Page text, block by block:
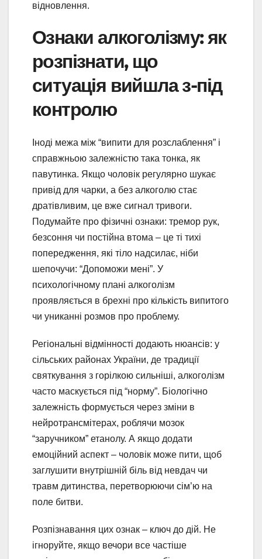
відновлення.
Ознаки алкоголізму: як
розпізнати, що
ситуація вийшла з-під
контролю
Іноді межа між “випити для розслаблення” і
справжньою залежністю така тонка, як
павутинка. Якщо чоловік регулярно шукає
привід для чарки, а без алкоголю стає
дратівливим, це вже сигнал тривоги.
Подумайте про фізичні ознаки: тремор рук,
безсоння чи постійна втома – це ті тихі
попередження, які тіло надсилає, ніби
шепочучи: “Допоможи мені”. У
психологічному плані алкоголізм
проявляється в брехні про кількість випитого
чи униканні розмов про проблему.
Регіональні відмінності додають нюансів: у
сільських районах України, де традиції
святкування з горілкою сильніші, алкоголізм
часто маскується під “норму”. Біологічно
залежність формується через зміни в
нейротрансмітерах, роблячи мозок
“заручником” етанолу. А якщо додати
емоційний аспект – чоловік може пити, щоб
заглушити внутрішній біль від невдач чи
травм дитинства, перетворюючи сім’ю на
поле битви.
Розпізнавання цих ознак – ключ до дій. Не
ігноруйте, якщо вечори все частіше